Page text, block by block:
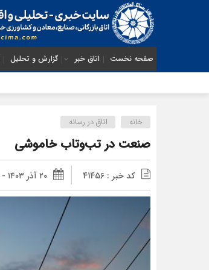
صفحه نخست اتاق خبر گزارش و تحلیل
خانه اتاق در رسانه
صنعت در تب‌وتاب خاموشی
کد خبر : 41456 ۲۰ آذر ۱۴۰۳ - ۹:۰۰